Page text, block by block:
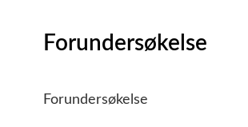
Forundersøkelse
Forundersøkelse